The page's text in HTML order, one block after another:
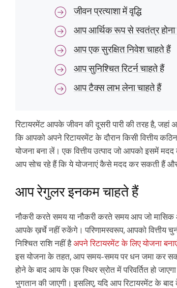
जीवन प्रत्याशा में वृद्धि
आप आर्थिक रूप से स्वतंत्र होना
आप एक सुरक्षित निवेश चाहते हैं
आप सुनिश्चित रिटर्न चाहते हैं
आप टैक्स लाभ लेना चाहते हैं
रिटायरमेंट आपके जीवन की दूसरी पारी की तरह है,
कि आपको अपने रिटायरमेंट के दौरान किसी वित्तीय
योजना बना लें। एक वित्तीय उत्पाद जो आपको इसमें मदद
आप सोच रहे हैं कि ये योजनाएं कैसे मदद कर सकती हैं और
आप रेगुलर इनकम चाहते हैं
नौकरी करते समय या नौकरी करते समय आप जो मासिक
आपके ख़र्चे नहीं रुकेंगे। परिणामस्वरूप, आपको वित्तीय
निश्चित राशि नहीं हैअपने रिटायरमेंट के लिए योजना
इस योजना के तहत, आप समय-समय पर धन जमा कर
होने के बाद आय के एक स्थिर स्रोत में परिवर्तित हो
भुगतान की जाएगी। इसलिए, यदि आप रिटायरमेंट के बाद